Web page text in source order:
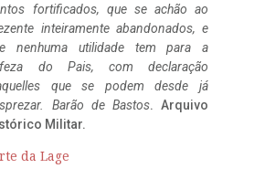
fortificados, que se achão ao
inteiramente abandonados, e
nenhuma utilidade tem para a
do Pais, com declaração
que se podem desde já
Barão de Bastos. Arquivo
Militar.
da Lage